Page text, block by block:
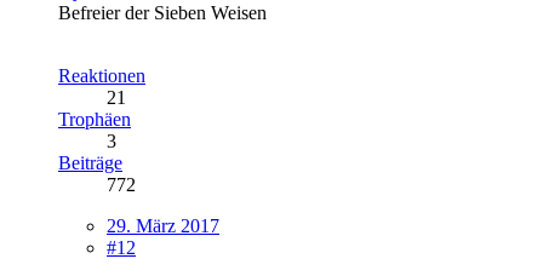
Befreier der Sieben Weisen
Reaktionen
21
Trophäen
3
Beiträge
772
29. März 2017
#12